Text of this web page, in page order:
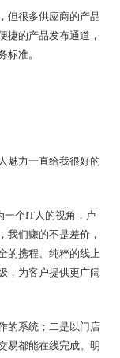
但很多供应商的产品
捷的产品发布通道，
准。
魅力一直给我很好的
一个IT人的视角，卢
我们赚的不是差价，
的携程、纯粹的线上
，为客户提供更广阔
的系统；二是以门店
易都能在线完成。明